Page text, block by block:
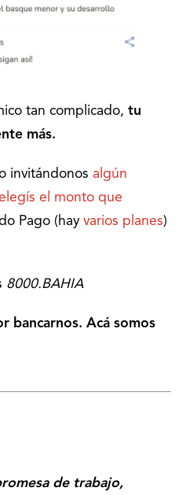
tan complicado, tu
más.
invitándonos algún
el monto que
Pago (hay varios planes)
8000.BAHIA
bancarnos. Acá somos
de trabajo,